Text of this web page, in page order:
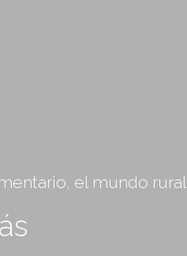
el mundo